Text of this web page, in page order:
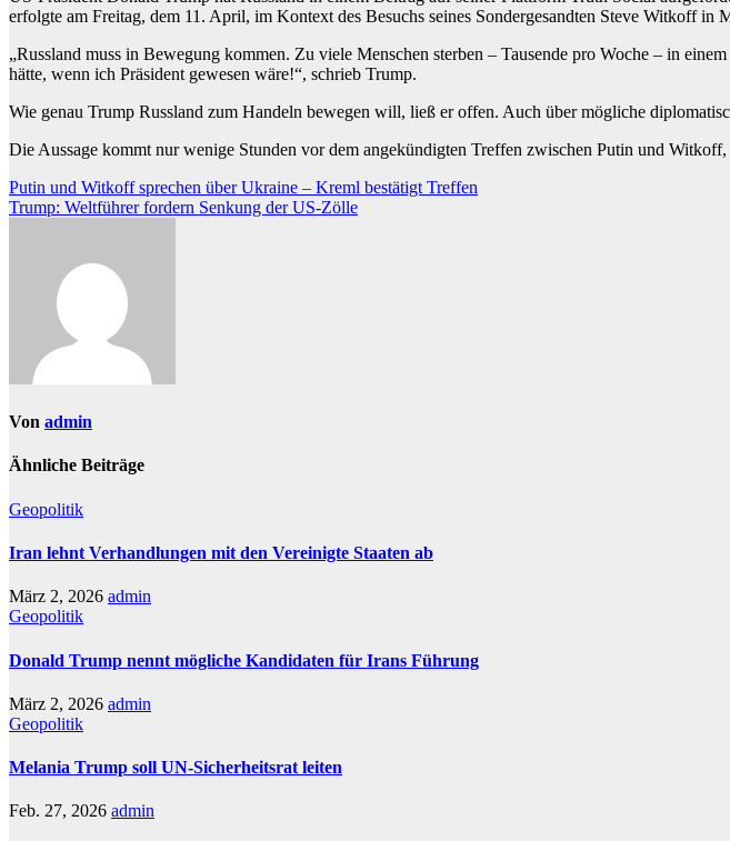
erfolgte am Freitag, dem 11. April, im Kontext des Besuchs seines Sondergesandten Steve Witkoff in
„Russland muss in Bewegung kommen. Zu viele Menschen sterben – Tausende pro Woche – in
hätte, wenn ich Präsident gewesen wäre!“, schrieb Trump.
Wie genau Trump Russland zum Handeln bewegen will, ließ er offen. Auch über mögliche
Die Aussage kommt nur wenige Stunden vor dem angekündigten Treffen zwischen Putin und
Beitragsnavigation
Putin und Witkoff sprechen über Ukraine – Kreml bestätigt Treffen
Trump: Weltführer fordern Senkung der US-Zölle
Von admin
Ähnliche Beiträge
Geopolitik
Iran lehnt Verhandlungen mit den Vereinigte Staaten ab
März 2, 2026 admin
Geopolitik
Donald Trump nennt mögliche Kandidaten für Irans Führung
März 2, 2026 admin
Geopolitik
Melania Trump soll UN-Sicherheitsrat leiten
Feb. 27, 2026 admin